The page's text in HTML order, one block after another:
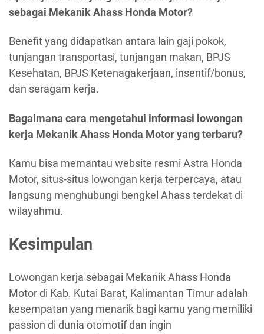
sebagai Mekanik Ahass Honda Motor?
Benefit yang didapatkan antara lain gaji pokok,
tunjangan transportasi, tunjangan makan, BPJS
Kesehatan, BPJS Ketenagakerjaan, insentif/bonus,
dan seragam kerja.
Bagaimana cara mengetahui informasi lowongan
kerja Mekanik Ahass Honda Motor yang terbaru?
Kamu bisa memantau website resmi Astra Honda
Motor, situs-situs lowongan kerja terpercaya, atau
langsung menghubungi bengkel Ahass terdekat di
wilayahmu.
Kesimpulan
Lowongan kerja sebagai Mekanik Ahass Honda
Motor di Kab. Kutai Barat, Kalimantan Timur adalah
kesempatan yang menarik bagi kamu yang memiliki
passion di dunia otomotif dan ingin